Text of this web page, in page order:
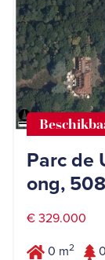
Parc de
ong,
€ 329.000
0 m2